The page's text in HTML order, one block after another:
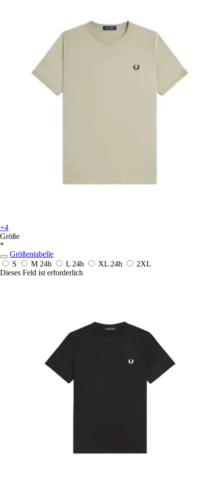
+4
Größe
*
Größentabelle
S
M 24h L 24h XL 24h
2XL
Dieses Feld ist erforderlich